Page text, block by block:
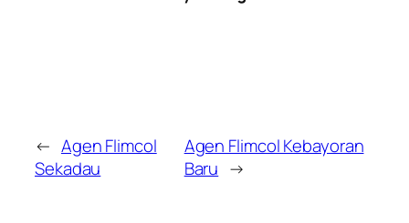
← Agen Flimcol
Sekadau
Agen Flimcol Kebayoran
Baru →